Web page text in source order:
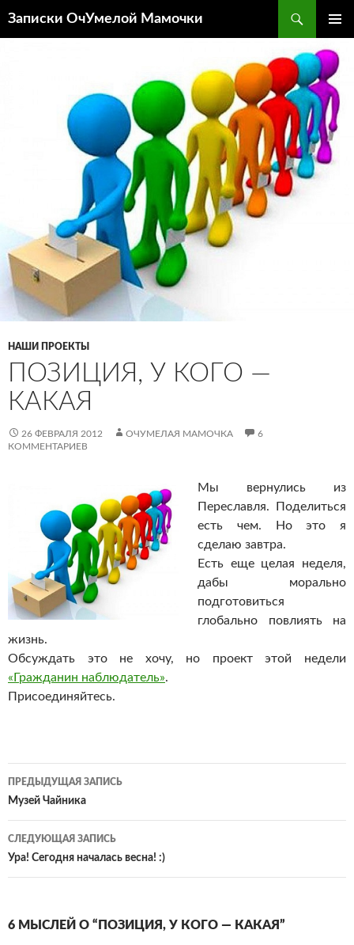
Записки ОчУмелой Мамочки
МЕНЮ
НАШИ ПРОЕКТЫ
ПОЗИЦИЯ, У КОГО —
КАКАЯ
26 ФЕВРАЛЯ 2012 ОЧУМЕЛАЯ МАМОЧКА
6
КОММЕНТАРИЕВ
Мы вернулись из
Переславля. Поделиться
есть чем. Но это я
сделаю завтра.
Есть еще целая неделя,
дабы морально
подготовиться
глобально повлиять на
жизнь.
Обсуждать это не хочу, но проект этой недели
«Гражданин наблюдатель».
Присоединяйтесь.
Навигация
по
записям
ПРЕДЫДУЩАЯ ЗАПИСЬ
Музей Чайника
СЛЕДУЮЩАЯ ЗАПИСЬ
Ура! Сегодня началась весна! :)
6 МЫСЛЕЙ О “ПОЗИЦИЯ, У КОГО — КАКАЯ”